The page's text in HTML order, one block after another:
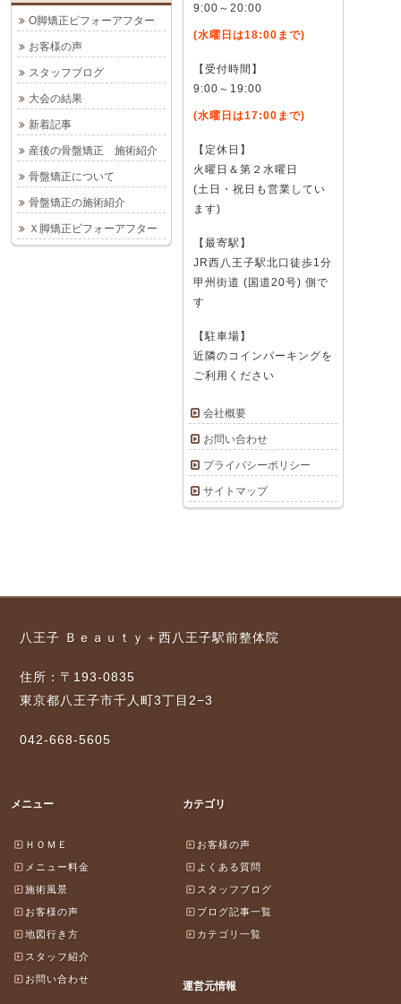
9:00～20:00
(水曜日は18:00まで)
【受付時間】
9:00～19:00
(水曜日は17:00まで)
【定休日】
火曜日＆第２水曜日
(土日・祝日も営業してい
ます)
【最寄駅】
JR西八王子駅北口徒歩1分
甲州街道 (国道20号) 側で
す
【駐車場】
近隣のコインパーキングを
ご利用ください
会社概要
お問い合わせ
プライバシーポリシー
サイトマップ
O脚矯正ビフォーアフター
お客様の声
スタッフブログ
大会の結果
新着記事
産後の骨盤矯正 施術紹介
骨盤矯正について
骨盤矯正の施術紹介
Ｘ脚矯正ビフォーアフター
八王子 Ｂｅａｕｔｙ＋西八王子駅前整体院
住所：〒193-0835
東京都八王子市千人町3丁目2−3
042-668-5605
メニュー
ＨＯＭＥ
メニュー料金
施術風景
お客様の声
地図行き方
スタッフ紹介
お問い合わせ
カテゴリ
お客様の声
よくある質問
スタッフブログ
ブログ記事一覧
カテゴリ一覧
運営元情報